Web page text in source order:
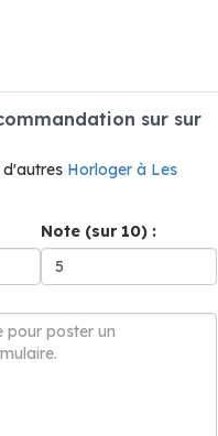
sur sur
Horloger à Les
Note (sur 10) :